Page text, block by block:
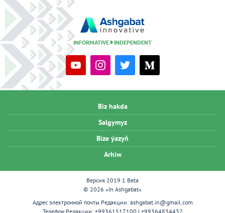
INFORMATIVE INDEPENDENT
Biz hakda
Salgymyz
Bize ýazyň
Arhiw
Версия 2019.1 Beta
© 2026 «In Ashgabat»
Адрес электронной почты Редакции: ashgabat.in@gmail.com
Телефон Редакции: +99361517100 | +99364834432